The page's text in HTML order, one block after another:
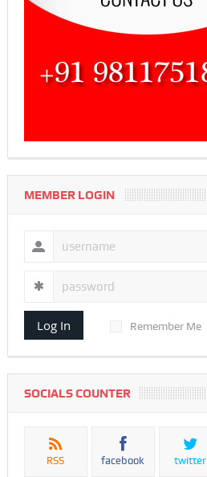
MEMBER LOGIN
Log In Remember Me
SOCIALS COUNTER
RSS facebook twitter